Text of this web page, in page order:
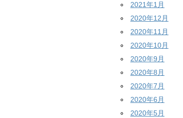
2021年1月
2020年12月
2020年11月
2020年10月
2020年9月
2020年8月
2020年7月
2020年6月
2020年5月